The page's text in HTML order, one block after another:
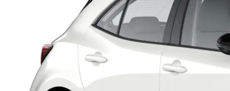
Upplýsingar um verð og vöruframboð eru birtar með fyrirvara um villur